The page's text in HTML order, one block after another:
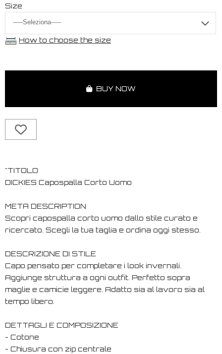
Size
How to choose the size
BUY NOW
"TITOLO
DICKIES Capospalla Corto Uomo
META DESCRIPTION
Scopri capospalla corto uomo dallo stile curato e
ricercato. Scegli la tua taglia e ordina oggi stesso.
DESCRIZIONE DI STILE
Capo pensato per completare i look invernali.
Aggiunge struttura a ogni outfit. Perfetto sopra
maglie e camicie leggere. Adatto sia al lavoro sia al
tempo libero.
DETTAGLI E COMPOSIZIONE
- Cotone
- Chiusura con zip centrale